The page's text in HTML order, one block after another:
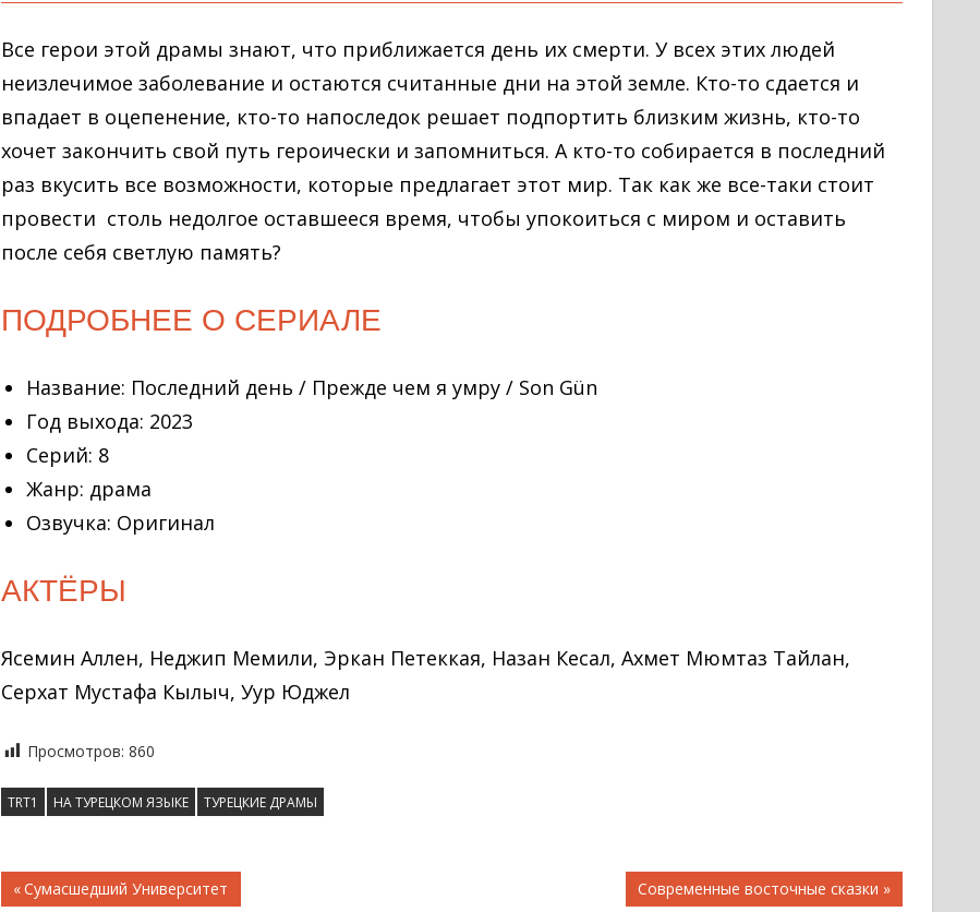
Все герои этой драмы знают, что приближается день их смерти. У всех этих людей
неизлечимое заболевание и остаются считанные дни на этой земле. Кто-то сдается и
впадает в оцепенение, кто-то напоследок решает подпортить близким жизнь, кто-то
хочет закончить свой путь героически и запомниться. А кто-то собирается в последний
раз вкусить все возможности, которые предлагает этот мир. Так как же все-таки стоит
провести столь недолгое оставшееся время, чтобы упокоиться с миром и оставить
после себя светлую память?
ПОДРОБНЕЕ О СЕРИАЛЕ
Название: Последний день / Прежде чем я умру / Son Gün
Год выхода: 2023
Серий: 8
Жанр: драма
Озвучка: Оригинал
АКТЁРЫ
Ясемин Аллен, Неджип Мемили, Эркан Петеккая, Назан Кесал, Ахмет Мюмтаз Тайлан,
Серхат Мустафа Кылыч, Уур Юджел
Просмотров: 860
TRT1 НА ТУРЕЦКОМ ЯЗЫКЕ ТУРЕЦКИЕ ДРАМЫ
Навигация
Предыдущая
Сумасшедший Университет
Следующая
Современные восточные сказки